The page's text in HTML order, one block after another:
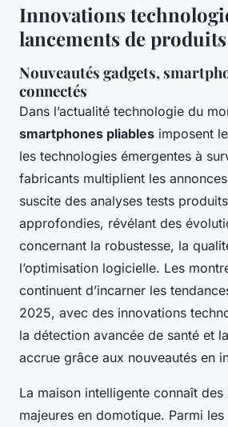
Innovations
lancements de
Nouveautés gadgets,
connectés
Dans l’actualité technologie du
smartphones pliables imposent
les technologies émergentes à
fabricants multiplient les
suscite des analyses tests
approfondies, révélant des
concernant la robustesse, la
l’optimisation logicielle. Les
continuent d’incarner les
2025, avec des innovations
la détection avancée de santé et
accrue grâce aux nouveautés en
La maison intelligente connaît des
majeures en domotique. Parmi les